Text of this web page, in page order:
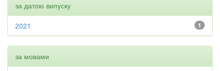
за датою випуску
1
2021
за мовами